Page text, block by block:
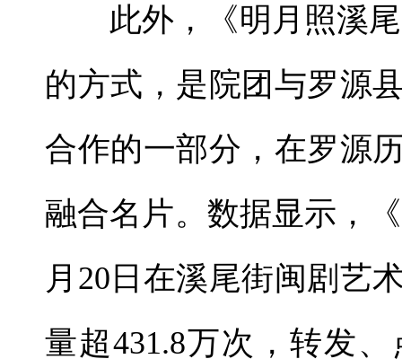
此外，《明月照溪
的方式，是院团与罗源
合作的一部分，在罗源
融合名片。数据显示，
月20日在溪尾街闽剧艺
量超431.8万次，转发